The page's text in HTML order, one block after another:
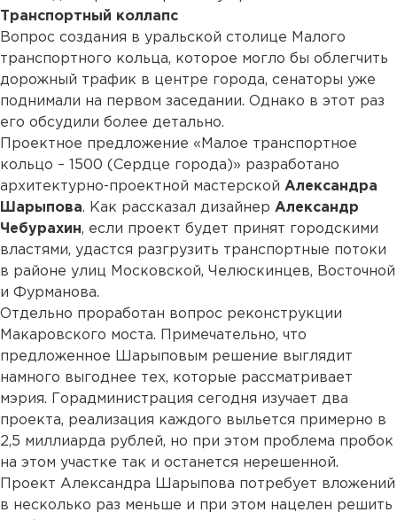
Транспортный коллапс
Вопрос создания в уральской столице Малого
транспортного кольца, которое могло бы облегчить
дорожный трафик в центре города, сенаторы уже
поднимали на первом заседании. Однако в этот раз
его обсудили более детально.
Проектное предложение «Малое транспортное
кольцо – 1500 (Сердце города)» разработано
архитектурно-проектной мастерской Александра
Шарыпова. Как рассказал дизайнер Александр
Чебурахин, если проект будет принят городскими
властями, удастся разгрузить транспортные потоки
в районе улиц Московской, Челюскинцев, Восточной
и Фурманова.
Отдельно проработан вопрос реконструкции
Макаровского моста. Примечательно, что
предложенное Шарыповым решение выглядит
намного выгоднее тех, которые рассматривает
мэрия. Горадминистрация сегодня изучает два
проекта, реализация каждого выльется примерно в
2,5 миллиарда рублей, но при этом проблема пробок
на этом участке так и останется нерешенной.
Проект Александра Шарыпова потребует вложений
в несколько раз меньше и при этом нацелен решить